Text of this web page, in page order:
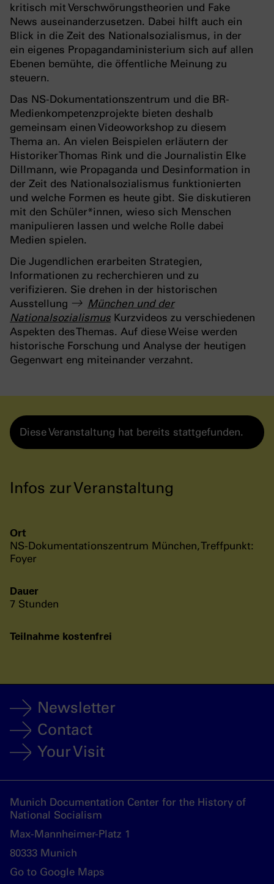
kritisch mit Verschwörungstheorien und Fake
News auseinanderzusetzen. Dabei hilft auch ein
Blick in die Zeit des Nationalsozialismus, in der
ein eigenes Propagandaministerium sich auf allen
Ebenen bemühte, die öffentliche Meinung zu
steuern.
Das NS-Dokumentationszentrum und die BR-
Medienkompetenzprojekte bieten deshalb
gemeinsam einen Videoworkshop zu diesem
Thema an. An vielen Beispielen erläutern der
Historiker Thomas Rink und die Journalistin Elke
Dillmann, wie Propaganda und Desinformation in
der Zeit des Nationalsozialismus funktionierten
und welche Formen es heute gibt. Sie diskutieren
mit den Schüler*innen, wieso sich Menschen
manipulieren lassen und welche Rolle dabei
Medien spielen.
Die Jugendlichen erarbeiten Strategien,
Informationen zu recherchieren und zu
verifizieren. Sie drehen in der historischen
Ausstellung
München und der
Nationalsozialismus Kurzvideos zu verschiedenen
Aspekten des Themas. Auf diese Weise werden
historische Forschung und Analyse der heutigen
Gegenwart eng miteinander verzahnt.
Diese Veranstaltung hat bereits stattgefunden.
Infos zur Veranstaltung
Ort
NS-Dokumentationszentrum München, Treffpunkt:
Foyer
Dauer
7 Stunden
Teilnahme kostenfrei
Newsletter
Contact
Your Visit
Munich Documentation Center for the History of
National Socialism
Max-Mannheimer-Platz 1
80333 Munich
Go to Google Maps